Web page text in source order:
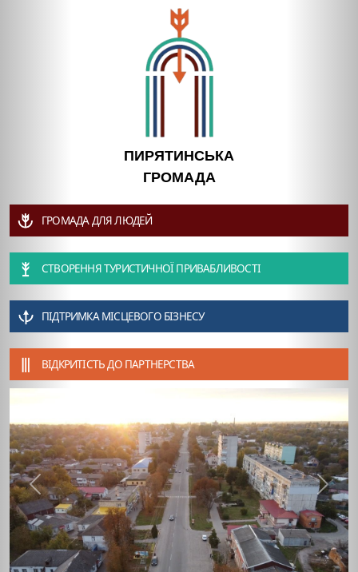
ПИРЯТИНСЬКА
ГРОМАДА
ГРОМАДА ДЛЯ ЛЮДЕЙ
СТВОРЕННЯ ТУРИСТИЧНОЇ ПРИВАБЛИВОСТІ
ПІДТРИМКА МІСЦЕВОГО БІЗНЕСУ
ВІДКРИТІСТЬ ДО ПАРТНЕРСТВА
Previous Next